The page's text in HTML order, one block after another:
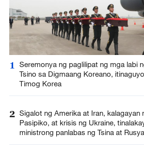
1
Seremonya ng paglilipat ng mga labi
Tsino sa Digmaang Koreano,
Timog Korea
2 Sigalot ng Amerika at Iran, kalagayan
Pasipiko, at krisis ng Ukraine,
ministrong panlabas ng Tsina at Rusya